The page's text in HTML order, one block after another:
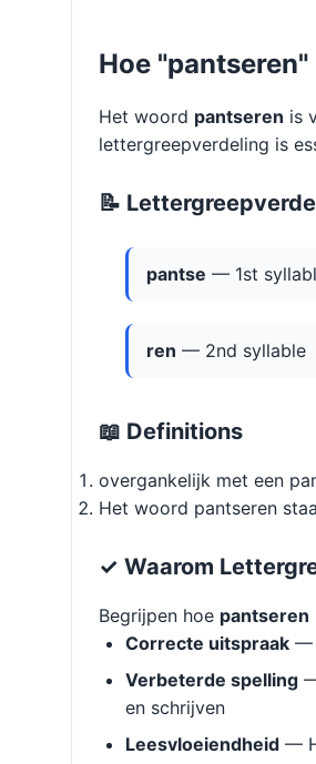
Hoe
Het woord pantseren is
lettergreepverdeling is
📝
pantse — 1st
ren — 2nd syllable
📖 Definitions
overgankelijk met een
Het woord pantseren
✓ Waarom
Begrijpen hoe pantseren
Correcte uitspraak —
Verbeterde spelling
en schrijven
Leesvloeiendheid —